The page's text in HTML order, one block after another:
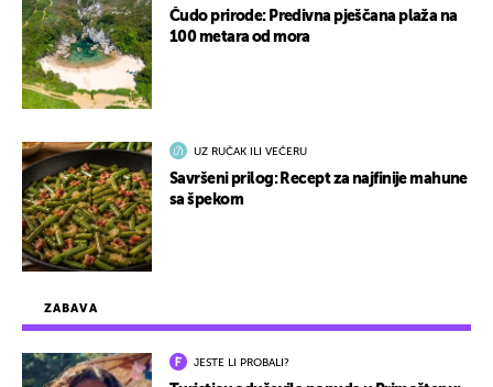
ZABAVA
JESTE LI PROBALI?
Čudo prirode: Predivna pješčana plaža na
100 metara od mora
UZ RUČAK ILI VEČERU
Savršeni prilog: Recept za najfinije mahune
sa špekom